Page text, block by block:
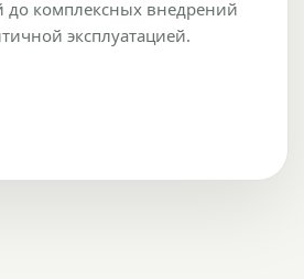
до комплексных внедрений
эксплуатацией.